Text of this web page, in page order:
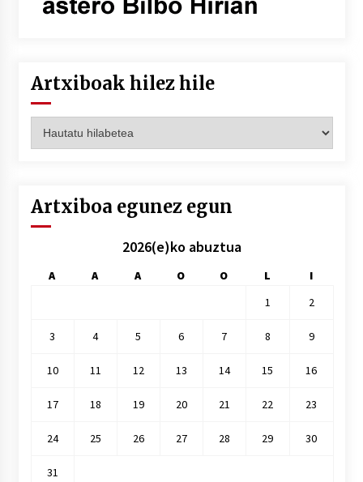
Artxiboak hilez hile
hilez
Artxiboa egunez egun
2026(e)ko abuztua
A A A O O L
I
1
2
3 4 5 6 7 8 9
10 11 12 13 14 15 16
17 18 19 20 21 22 23
24 25 26 27 28 29 30
31